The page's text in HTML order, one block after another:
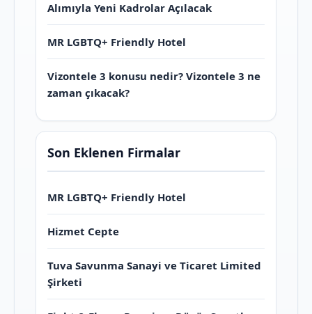
Alımıyla Yeni Kadrolar Açılacak
MR LGBTQ+ Friendly Hotel
Vizontele 3 konusu nedir? Vizontele 3 ne
zaman çıkacak?
Son Eklenen Firmalar
MR LGBTQ+ Friendly Hotel
Hizmet Cepte
Tuva Savunma Sanayi ve Ticaret Limited
Şirketi